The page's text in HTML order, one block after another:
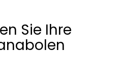
Sie Ihre